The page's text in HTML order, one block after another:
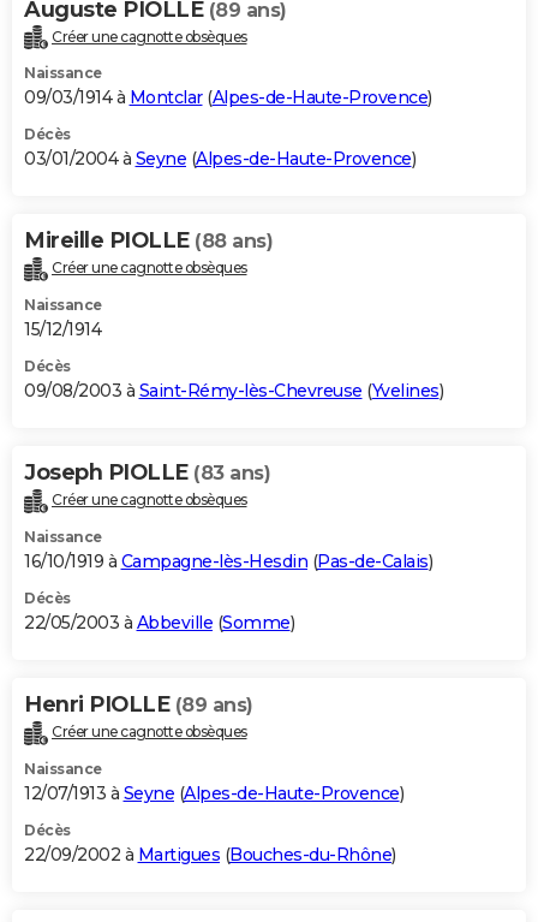
Auguste PIOLLE (89 ans)
Créer une cagnotte obsèques
Naissance
09/03/1914 à Montclar(Alpes-de-Haute-Provence)
Décès
03/01/2004 à Seyne (Alpes-de-Haute-Provence)
Mireille PIOLLE (88 ans)
Créer une cagnotte obsèques
Naissance
15/12/1914
Décès
09/08/2003 à Saint-Rémy-lès-Chevreuse (Yvelines)
Joseph PIOLLE (83 ans)
Créer une cagnotte obsèques
Naissance
16/10/1919 à Campagne-lès-Hesdin (Pas-de-Calais)
Décès
22/05/2003 à Abbeville (Somme)
Henri PIOLLE (89 ans)
Créer une cagnotte obsèques
Naissance
12/07/1913 à Seyne (Alpes-de-Haute-Provence)
Décès
22/09/2002 à Martigues (Bouches-du-Rhône)